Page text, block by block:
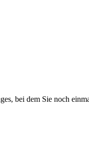
bei dem Sie noch